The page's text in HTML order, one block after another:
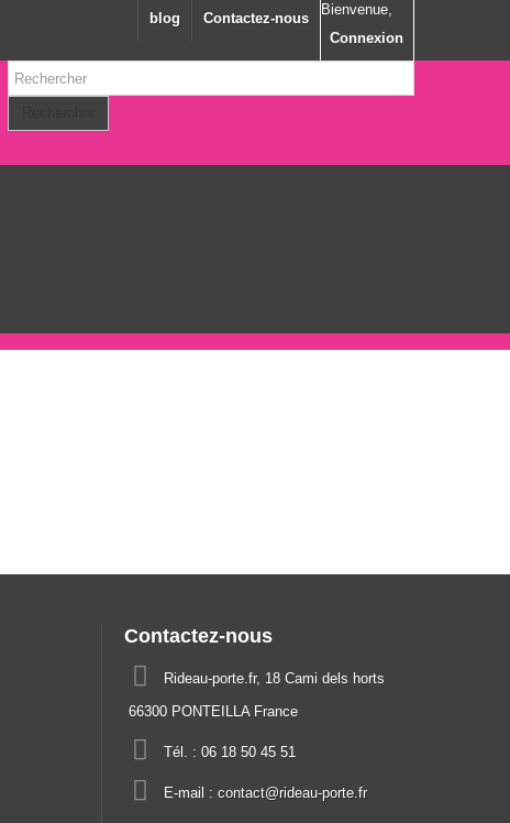
Bienvenue,
Connexion
Contactez-nous
blog
Contactez-nous
Rideau-porte.fr, 18 Cami dels horts
66300 PONTEILLA France
Tél. : 06 18 50 45 51
E-mail : contact@rideau-porte.fr